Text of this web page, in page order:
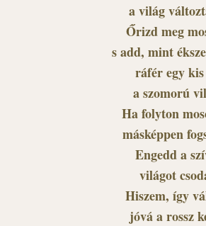
a világ
Őrizd meg
s add, mint
ráfér egy
a szomorú
Ha folyton
másképpen
Engedd a
világot
Hiszem, így
jóvá a rossz